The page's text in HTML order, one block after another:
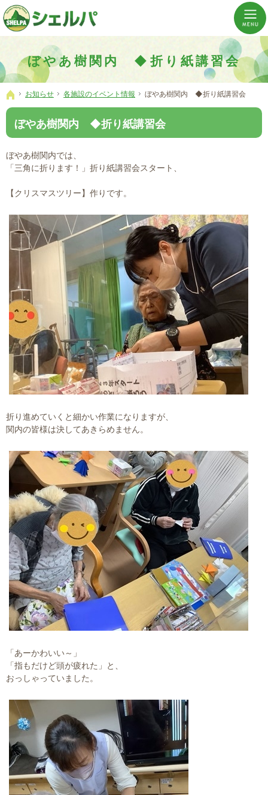
ぼやあ樹関内 ◆折り紙講習会
介護の「通い・泊まり・訪問」から必要なものだけをご提供。介護のことならシェルパへ。
横浜市神奈川区 事業所数No,1の小規模多機能型居宅介護ぼやあ樹
ホーム
お知らせ 各施設のイベント情報 ぼやあ樹関内 ◆折り紙講習会
ぼやあ樹関内 ◆折り紙講習会
ぼやあ樹関内では、
「三角に折ります！」折り紙講習会スタート、
【クリスマスツリー】作りです。
折り進めていくと細かい作業になりますが、
関内の皆様は決してあきらめません。
「あーかわいい～」
「指もだけど頭が疲れた」と、
おっしゃっていました。